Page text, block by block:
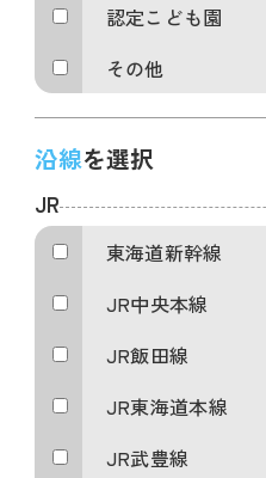
認定こども園
その他
沿線を選択
JR
東海道新幹線
JR中央本線
JR飯田線
JR東海道本線
JR武豊線